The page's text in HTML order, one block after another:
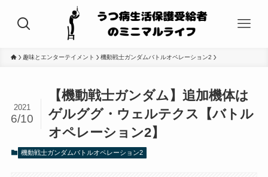
趣味とエンターテイメント 機動戦士ガンダムバトルオペレーション2
【機動戦士ガンダム】追加機体は
ゲルググ・ウェルテクス【バトル
オペレーション2】
2021
6/10
機動戦士ガンダムバトルオペレーション2